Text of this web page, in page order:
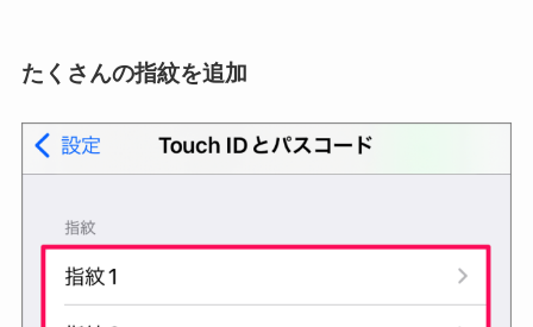
たくさんの指紋を追加